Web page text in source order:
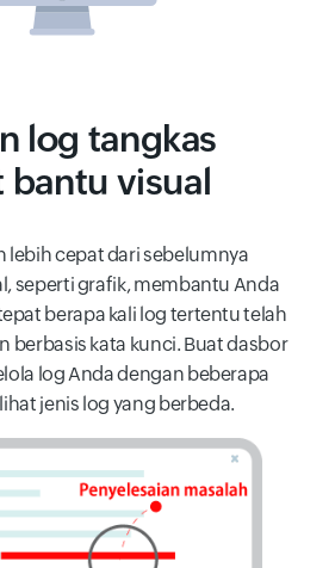
log tangkas
bantu visual
lebih cepat dari sebelumnya
seperti grafik, membantu Anda
berapa kali log tertentu telah
berbasis kata kunci. Buat dasbor
log Anda dengan beberapa
jenis log yang berbeda.